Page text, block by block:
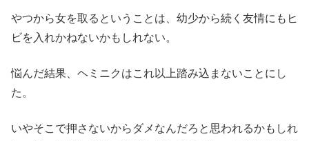
やつから女を取るということは、幼少から続く友情にもヒ
ビを入れかねないかもしれない。
悩んだ結果、ヘミニクはこれ以上踏み込まないことにし
た。
いやそこで押さないからダメなんだろと思われるかもしれ